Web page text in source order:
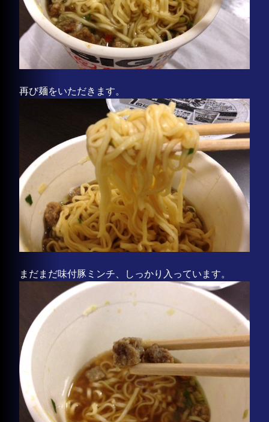
再び麺をいただきます。
まだまだ味付豚ミンチ、しっかり入っています。